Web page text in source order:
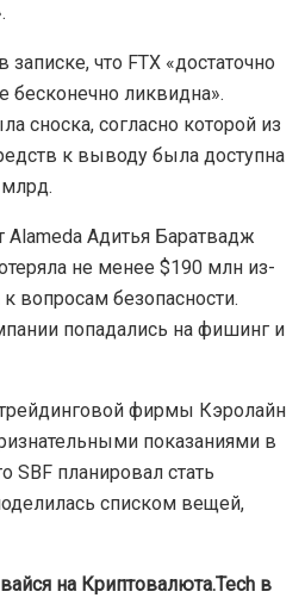
одновременно призывая
событий
катализатором краха FTX и
нагнетания FUD клиенты
а обеспечения не
Фрид назвал основателя
Сана потенциальным
пометку — «близок к [главе
что FTX «достаточно
бесконечно ликвидна».
сноска, согласно которой из
к выводу была доступна
Alameda Адитья Баратвадж